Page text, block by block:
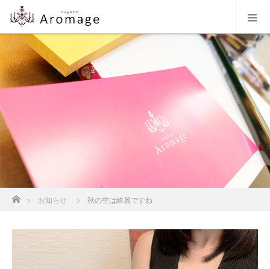
ホーム
お知らせ 秋の空は綺麗ですね